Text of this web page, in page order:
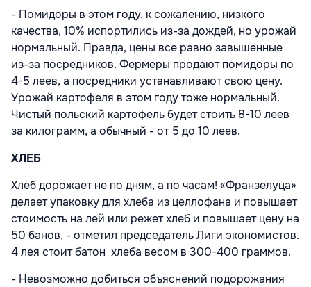
- Помидоры в этом году, к сожалению, низкого
качества, 10% испортились из-за дождей, но урожай
нормальный. Правда, цены все равно завышенные
из-за посредников. Фермеры продают помидоры по
4-5 леев, а посредники устанавливают свою цену.
Урожай картофеля в этом году тоже нормальный.
Чистый польский картофель будет стоить 8-10 леев
за килограмм, а обычный - от 5 до 10 леев.
ХЛЕБ
Хлеб дорожает не по дням, а по часам! «Франзелуца»
делает упаковку для хлеба из целлофана и повышает
стоимость на лей или режет хлеб и повышает цену на
50 банов, - отметил председатель Лиги экономистов.
4 лея стоит батон хлеба весом в 300-400 граммов.
- Невозможно добиться объяснений подорожания